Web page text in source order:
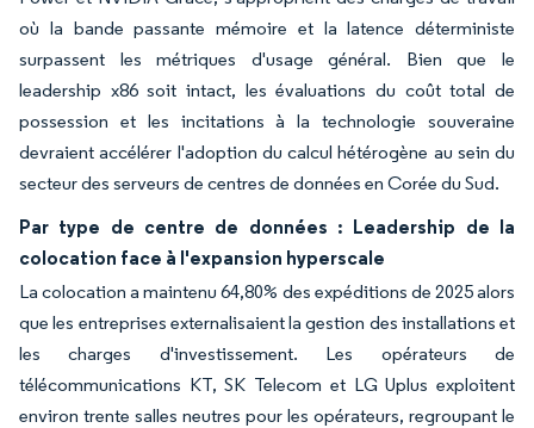
où la bande passante mémoire et la latence déterministe
surpassent les métriques d'usage général. Bien que le
leadership x86 soit intact, les évaluations du coût total de
possession et les incitations à la technologie souveraine
devraient accélérer l'adoption du calcul hétérogène au sein du
secteur des serveurs de centres de données en Corée du Sud.
Par type de centre de données : Leadership de la
colocation face à l'expansion hyperscale
La colocation a maintenu 64,80% des expéditions de 2025 alors
que les entreprises externalisaient la gestion des installations et
les charges d'investissement. Les opérateurs de
télécommunications KT, SK Telecom et LG Uplus exploitent
environ trente salles neutres pour les opérateurs, regroupant le